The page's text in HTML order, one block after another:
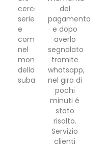
cerca
serietà
e
competenza
nel
mondo
della
subacquea.
del
pagamento
e dopo
averlo
segnalato
tramite
whatsapp,
nel giro di
pochi
minuti é
stato
risolto.
Servizio
clienti